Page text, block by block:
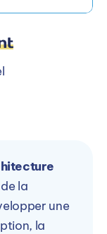
la
une
la